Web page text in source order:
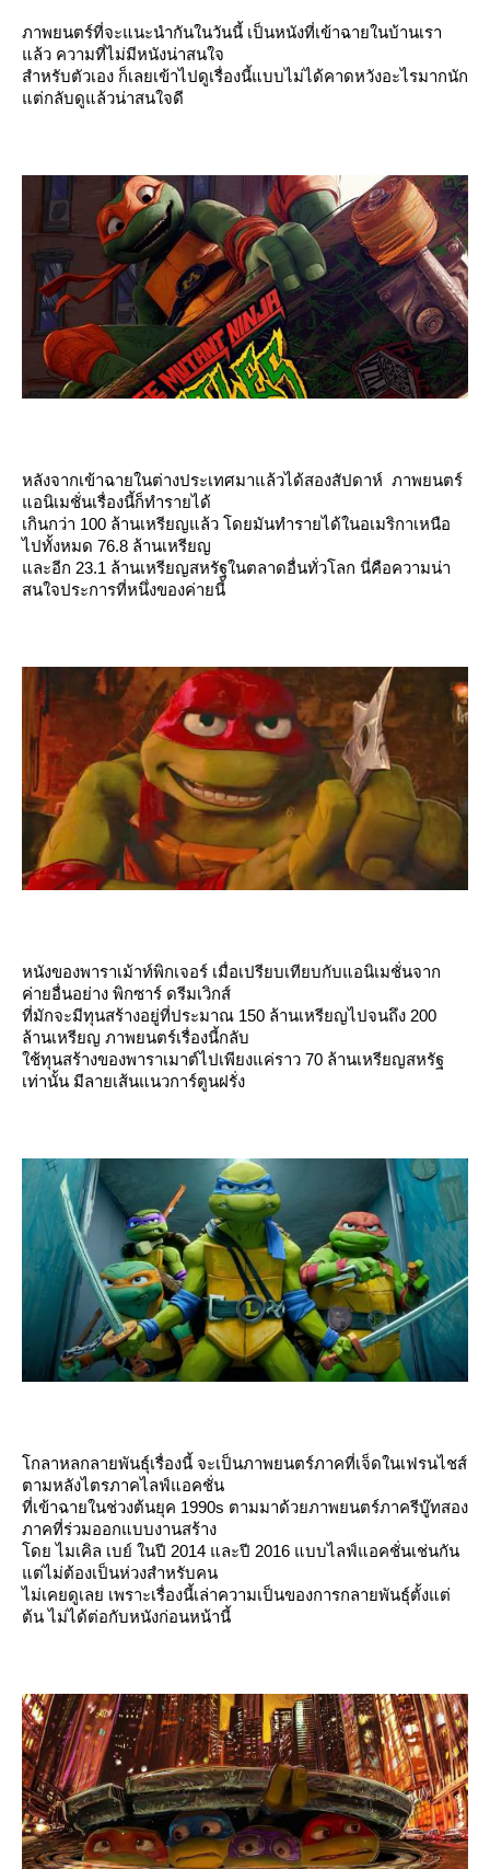
ภาพยนตร์ที่จะแนะนำกันในวันนี้ เป็นหนังที่เข้าฉายในบ้านเรา
ล้ว ความที่ไม่มีหนังน่าสนใจ
สำหรับตัวเอง ก็เลยเข้าไปดูเรื่องนี้แบบไม่ได้คาดหวังอะไรมากนัก
ต่กลับดูแล้วน่าสนใจดี
หลังจากเข้าฉายในต่างประเทศมาแล้วได้สองสัปดาห์ ภาพยนตร์
อนิเมชั่นเรื่องนี้ก็ทำรายได้
เกินกว่า 100 ล้านเหรียญแล้ว โดยมันทำรายได้ในอเมริกาเหนือ
ไปทั้งหมด 76.8 ล้านเหรียญ
ละอีก 23.1 ล้านเหรียญสหรัฐในตลาดอื่นทั่วโลก นี่คือความน่า
สนใจประการที่หนึ่งของค่ายนี้
หนังของพาราเม้าท์พิกเจอร์ เมื่อเปรียบเทียบกับแอนิเมชั่นจาก
ค่ายอื่นอย่าง พิกซาร์ ดรีมเวิกส์
ที่มักจะมีทุนสร้างอยู่ที่ประมาณ 150 ล้านเหรียญไปจนถึง 200
ล้านเหรียญ ภาพยนตร์เรื่องนี้กลับ
ช้ทุนสร้างของพาราเมาต์ไปเพียงแค่ราว 70 ล้านเหรียญสหรัฐ
เท่านั้น มีลายเส้นแนวการ์ตูนฝรั่ง
กลาหลกลายพันธุ์เรื่องนี้ จะเป็นภาพยนตร์ภาคที่เจ็ดในเฟรนไชส์
ตามหลังไตรภาคไลฟ์แอคชั่น
ที่เข้าฉายในช่วงต้นยุค 1990s ตามมาด้วยภาพยนตร์ภาครีบู๊ทสอง
ภาคที่ร่วมออกแบบงานสร้าง
ดย ไมเคิล เบย์ ในปี 2014 และปี 2016 แบบไลฟ์แอคชั่นเช่นกัน
ต่ไม่ต้องเป็นห่วงสำหรับคน
ไม่เคยดูเลย เพราะเรื่องนี้เล่าความเป็นของการกลายพันธุ์ตั้งแต่
ต้น ไม่ได้ต่อกับหนังก่อนหน้านี้